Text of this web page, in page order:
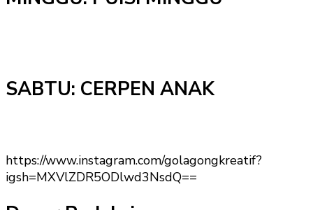
SABTU: CERPEN ANAK
https://www.instagram.com/golagongkreatif?
igsh=MXVlZDR5ODlwd3NsdQ==